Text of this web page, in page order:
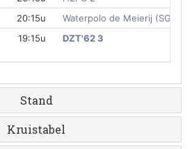
20:15u
Waterpolo de Meierij (SG) 2
19:15u
DZT'62 3
Stand
Kruistabel